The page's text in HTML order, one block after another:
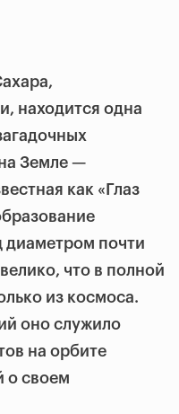
находится одна
Земле —
как «Глаз
диаметром почти
что в полной
из космоса.
оно служило
на орбите
о своем